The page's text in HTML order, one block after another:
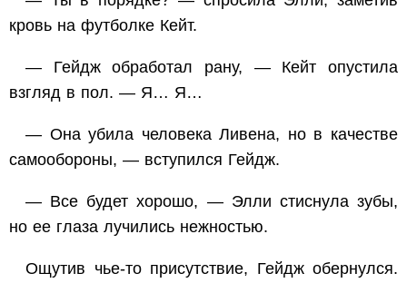
кровь на футболке Кейт.
— Гейдж обработал рану, — Кейт опустила
взгляд в пол. — Я… Я…
— Она убила человека Ливена, но в качестве
самообороны, — вступился Гейдж.
— Все будет хорошо, — Элли стиснула зубы,
но ее глаза лучились нежностью.
Ощутив чье-то присутствие, Гейдж обернулся.